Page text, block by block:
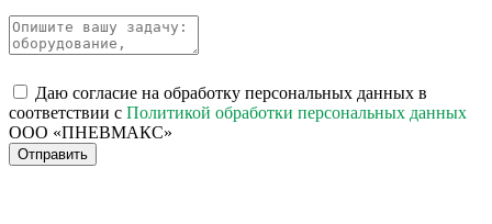
Даю согласие на обработку персональных данных в
соответствии с Политикой обработки персональных данных
ООО «ПНЕВМАКС»
Отправить